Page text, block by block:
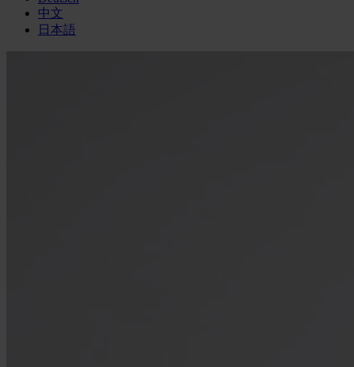
中文
日本語